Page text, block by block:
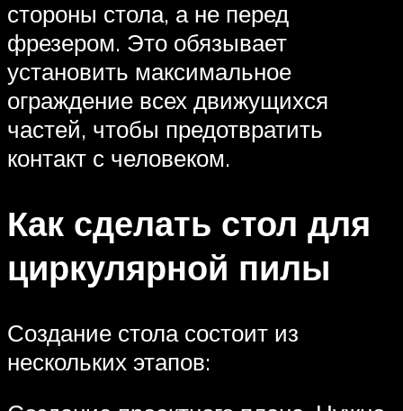
стороны стола, а не перед
фрезером. Это обязывает
установить максимальное
ограждение всех движущихся
частей, чтобы предотвратить
контакт с человеком.
Как сделать стол для
циркулярной пилы
Создание стола состоит из
нескольких этапов: